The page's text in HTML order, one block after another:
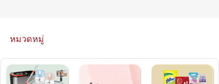
หมวดหมู่